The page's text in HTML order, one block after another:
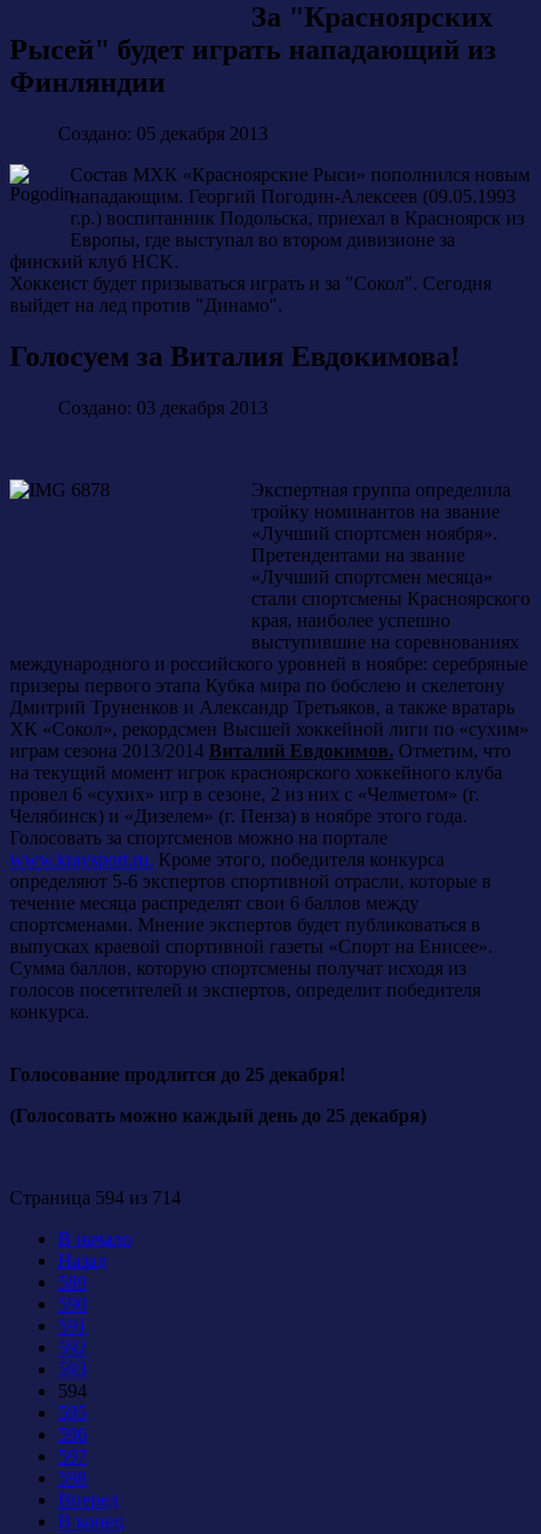
За "Красноярских
Рысей" будет играть нападающий из
Финляндии
Создано: 05 декабря 2013
Состав МХК «Красноярские Рыси» пополнился новым
нападающим. Георгий Погодин-Алексеев (09.05.1993
г.р.) воспитанник Подольска, приехал в Красноярск из
Европы, где выступал во втором дивизионе за
финский клуб HCK.
Хоккеист будет призываться играть и за "Сокол". Сегодня
выйдет на лед против "Динамо".
Голосуем за Виталия Евдокимова!
Создано: 03 декабря 2013
Экспертная группа определила
тройку номинантов на звание
«Лучший спортсмен ноября».
Претендентами на звание
«Лучший спортсмен месяца»
стали спортсмены Красноярского
края, наиболее успешно
выступившие на соревнованиях
международного и российского уровней в ноябре: серебряные
призеры первого этапа Кубка мира по бобслею и скелетону
Дмитрий Труненков и Александр Третьяков, а также вратарь
ХК «Сокол», рекордсмен Высшей хоккейной лиги по «сухим»
играм сезона 2013/2014 Виталий Евдокимов. Отметим, что
на текущий момент игрок красноярского хоккейного клуба
провел 6 «сухих» игр в сезоне, 2 из них с «Челметом» (г.
Челябинск) и «Дизелем» (г. Пенза) в ноябре этого года.
Голосовать за спортсменов можно на портале
www.kraysport.ru. Кроме этого, победителя конкурса
определяют 5-6 экспертов спортивной отрасли, которые в
течение месяца распределят свои 6 баллов между
спортсменами. Мнение экспертов будет публиковаться в
выпусках краевой спортивной газеты «Спорт на Енисее».
Сумма баллов, которую спортсмены получат исходя из
голосов посетителей и экспертов, определит победителя
конкурса.
Голосование продлится до 25 декабря!
(Голосовать можно каждый день до 25 декабря)
Страница 594 из 714
В начало
Назад
589
590
591
592
593
594
595
596
597
598
Вперед
В конец